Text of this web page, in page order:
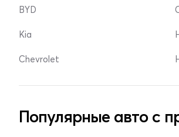
BYD
Kia
Chevrolet
Популярные авто с